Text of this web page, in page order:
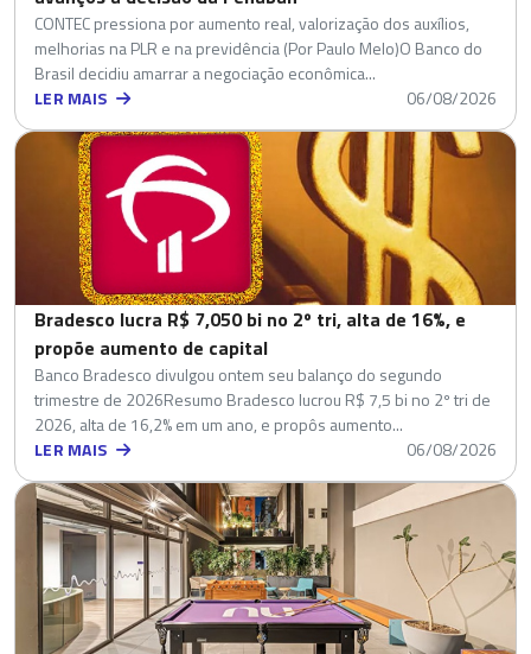
CONTEC pressiona por aumento real, valorização dos auxílios,
melhorias na PLR e na previdência (Por Paulo Melo)O Banco do
Brasil decidiu amarrar a negociação econômica...
LER MAIS
06/08/2026
Bradesco lucra R$ 7,050 bi no 2º tri, alta de 16%, e
propõe aumento de capital
Banco Bradesco divulgou ontem seu balanço do segundo
trimestre de 2026Resumo Bradesco lucrou R$ 7,5 bi no 2º tri de
2026, alta de 16,2% em um ano, e propôs aumento...
LER MAIS
06/08/2026